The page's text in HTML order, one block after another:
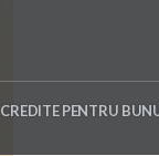
CREDITE PENTRU